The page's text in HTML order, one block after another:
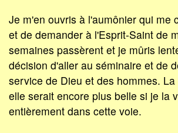
Je m'en ouvris à l'aumônier qui me
et de demander à l'Esprit-Saint de
semaines passèrent et je mûris
décision d'aller au séminaire et de
service de Dieu et des hommes.
elle serait encore plus belle si je la
entièrement dans cette voie.